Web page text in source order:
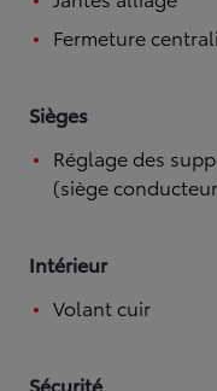
Fermeture
Sièges
Réglage des
(siège
Intérieur
Volant cuir
Sécurité